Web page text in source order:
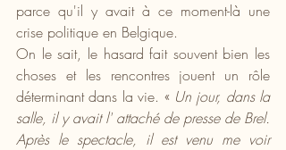
parce qu'il y avait à ce moment-là une
crise politique en Belgique.
On le sait, le hasard fait souvent bien les
choses et les rencontres jouent un rôle
déterminant dans la vie. « Un jour, dans la
salle, il y avait l' attaché de presse de Brel.
Après le spectacle, il est venu me voir